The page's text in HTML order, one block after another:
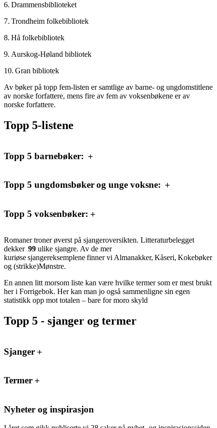
6. Drammensbiblioteket
7. Trondheim folkebibliotek
8. Hå folkebibliotek
9. Aurskog-Høland bibliotek
10. Gran bibliotek
Av bøker på topp fem-listen er samtlige av barne- og ungdomstitlene
av norske forfattere, mens fire av fem av voksenbøkene er av
norske forfattere.
Topp 5-listene
Topp 5 barnebøker:
Topp 5 ungdomsbøker og unge voksne:
Topp 5 voksenbøker:
Romaner troner øverst på sjangeroversikten. Litteraturbelegget
dekker 99 ulike sjangre. Av de mer
kuriøse sjangereksemplene finner vi Almanakker, Kåseri, Kokebøker
og (strikke)Mønstre.
En annen litt morsom liste kan være hvilke termer som er mest brukt
her i Forrigebok. Her kan man jo også sammenligne sin egen
statistikk opp mot totalen – bare for moro skyld
Topp 5 - sjanger og termer
Sjanger
Termer
Nyheter og inspirasjon